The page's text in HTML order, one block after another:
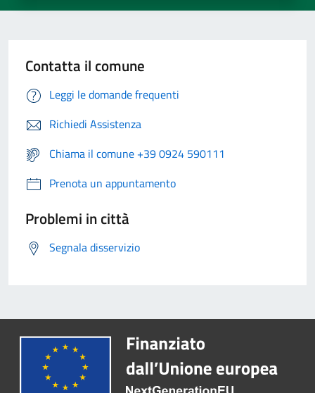
Contatta il comune
Leggi le domande frequenti
Richiedi Assistenza
Chiama il comune +39 0924 590111
Prenota un appuntamento
Problemi in città
Segnala disservizio